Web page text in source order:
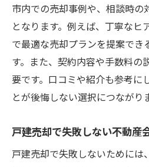
市内での売却事例や、相談時の
となります。例えば、丁寧なヒ
で最適な売却プランを提案でき
す。また、契約内容や手数料の
要です。口コミや紹介も参考に
とが後悔しない選択につながり
戸建売却で失敗しない不動産
戸建売却で失敗しないためには